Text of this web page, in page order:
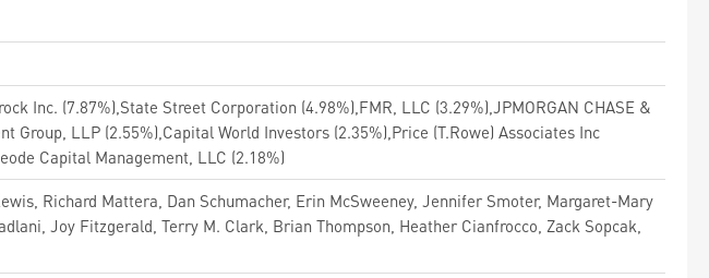
Inc. (7.87%),State Street Corporation (4.98%),FMR, LLC (3.29%),JPMORGAN CHASE &
Group, LLP (2.55%),Capital World Investors (2.35%),Price (T.Rowe) Associates Inc
Capital Management, LLC (2.18%)
Richard Mattera, Dan Schumacher, Erin McSweeney, Jennifer Smoter, Margaret-Mary
Joy Fitzgerald, Terry M. Clark, Brian Thompson, Heather Cianfrocco, Zack Sopcak,